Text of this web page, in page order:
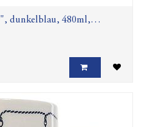
dunkelblau, 480ml,